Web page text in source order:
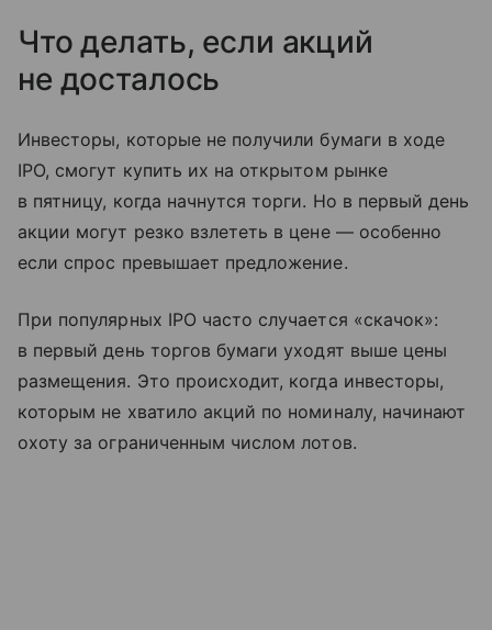
Что делать, если акций
не досталось
Инвесторы, которые не получили бумаги в ходе
IPO, смогут купить их на открытом рынке
в пятницу, когда начнутся торги. Но в первый день
акции могут резко взлететь в цене — особенно
если спрос превышает предложение.
При популярных IPO часто случается «скачок»:
в первый день торгов бумаги уходят выше цены
размещения. Это происходит, когда инвесторы,
которым не хватило акций по номиналу, начинают
охоту за ограниченным числом лотов.